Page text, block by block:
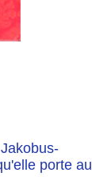
porte au